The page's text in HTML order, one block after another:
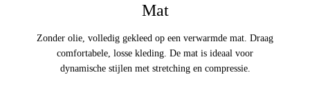
Mat
Zonder olie, volledig gekleed op een verwarmde mat. Draag
comfortabele, losse kleding. De mat is ideaal voor
dynamische stijlen met stretching en compressie.